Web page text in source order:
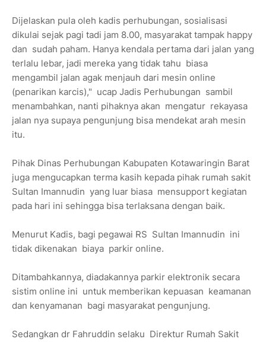
Dijelaskan pula oleh kadis perhubungan, sosialisasi
dikulai sejak pagi tadi jam 8.00, masyarakat tampak happy
dan sudah paham. Hanya kendala pertama dari jalan yang
terlalu lebar, jadi mereka yang tidak tahu biasa
mengambil jalan agak menjauh dari mesin online
(penarikan karcis)," ucap Jadis Perhubungan sambil
menambahkan, nanti pihaknya akan mengatur rekayasa
jalan nya supaya pengunjung bisa mendekat arah mesin
itu.
Pihak Dinas Perhubungan Kabupaten Kotawaringin Barat
juga mengucapkan terma kasih kepada pihak rumah sakit
Sultan Imannudin yang luar biasa mensupport kegiatan
pada hari ini sehingga bisa terlaksana dengan baik.
Menurut Kadis, bagi pegawai RS Sultan Imannudin ini
tidak dikenakan biaya parkir online.
Ditambahkannya, diadakannya parkir elektronik secara
sistim online ini untuk memberikan kepuasan keamanan
dan kenyamanan bagi masyarakat pengunjung.
Sedangkan dr Fahruddin selaku Direktur Rumah Sakit